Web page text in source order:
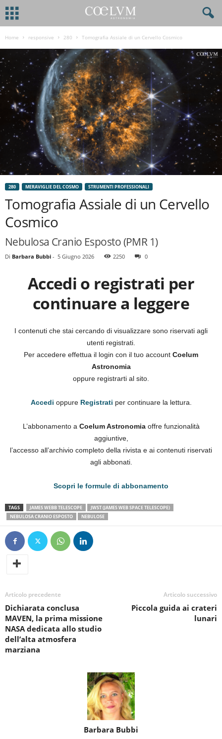
Home responsive 280 Tomografia Assiale di un Cervello Cosmico
280 MERAVIGLIE DEL COSMO STRUMENTI PROFESSIONALI
Tomografia Assiale di un Cervello
Cosmico
Nebulosa Cranio Esposto (PMR 1)
Di Barbara Bubbi - 5 Giugno 2026 2250 0
Accedi o registrati per
continuare a leggere
I contenuti che stai cercando di visualizzare sono riservati agli
utenti registrati.
Per accedere effettua il login con il tuo account Coelum
Astronomia
oppure registrarti al sito.
Accedi oppure Registrati per continuare la lettura.
L’abbonamento a Coelum Astronomiaoffre funzionalità
aggiuntive,
l’accesso all’archivio completo della rivista e ai contenuti riservati
agli abbonati.
Scopri le formule di abbonamento
TAGS JAMES WEBB TELESCOPE
JWST (JAMES WEB SPACE TELESCOPE)
NEBULOSA CRANIO ESPOSTO
NEBULOSE
Articolo precedente
Dichiarata conclusa
MAVEN, la prima missione
NASA dedicata allo studio
dell’alta atmosfera
marziana
Articolo successivo
Piccola guida ai crateri
lunari
Barbara Bubbi